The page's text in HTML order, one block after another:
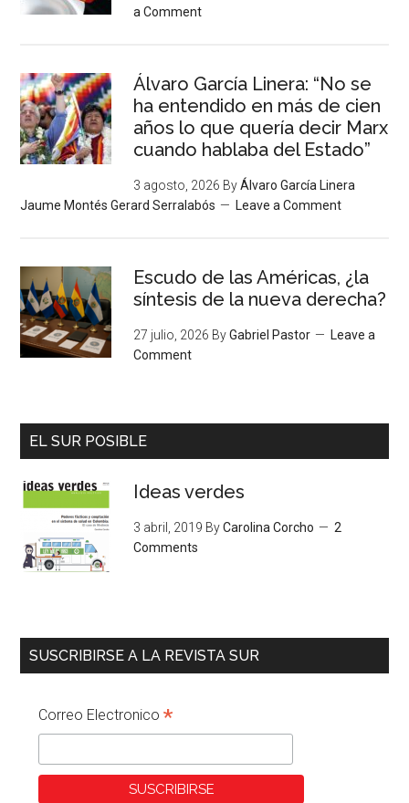
a Comment
Álvaro García Linera: “No se
ha entendido en más de cien
años lo que quería decir Marx
cuando hablaba del Estado”
3 agosto, 2026 ByÁlvaro García Linera
Jaume Montés Gerard Serralabós
Leave a Comment
Escudo de las Américas, ¿la
síntesis de la nueva derecha?
27 julio, 2026 ByGabriel Pastor
Leave a
Comment
EL SUR POSIBLE
Ideas verdes
3 abril, 2019 ByCarolina Corcho
2
Comments
SUSCRIBIRSE A LA REVISTA SUR
Correo Electronico*